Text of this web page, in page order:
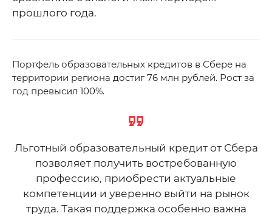
прошлого года.
Портфель образовательных кредитов в Сбере на
территории региона достиг 76 млн рублей. Рост за
год превысил 100%.
Льготный образовательный кредит от Сбера
позволяет получить востребованную
профессию, приобрести актуальные
компетенции и уверенно выйти на рынок
труда. Такая поддержка особенно важна